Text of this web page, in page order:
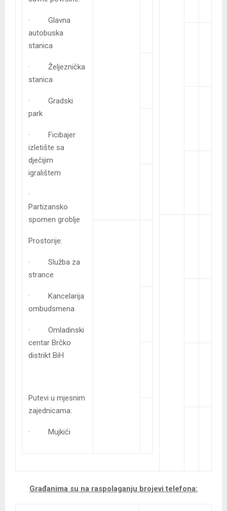
· Glavna
autobuska
stanica
· Željeznička
stanica
· Gradski
park
· Ficibajer
izletište sa
dječijim
igralištem
·
Partizansko
spomen groblje
Prostorije:
· Služba za
strance
· Kancelarija
ombudsmena
· Omladinski
centar Brčko
distrikt BiH
Putevi u mjesnim
zajednicama:
· Mujkići
Građanima su na raspolaganju brojevi telefona: